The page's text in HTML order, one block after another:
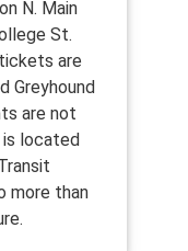
N. Main
St.
are
Greyhound
are not
is located
more than